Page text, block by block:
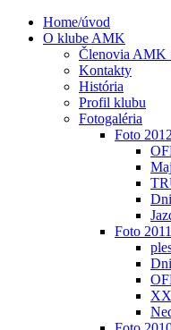
Home/úvod
O klube AMK
Členovia AMK
Kontakty
História
Profil klubu
Fotogaléria
Foto 2012
Foto 2011